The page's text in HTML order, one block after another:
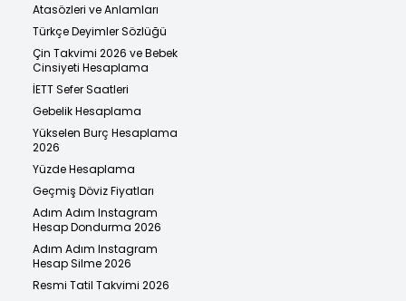
Atasözleri ve Anlamları
Türkçe Deyimler Sözlüğü
Çin Takvimi 2026 ve Bebek
Cinsiyeti Hesaplama
İETT Sefer Saatleri
Gebelik Hesaplama
Yükselen Burç Hesaplama
2026
Yüzde Hesaplama
Geçmiş Döviz Fiyatları
Adım Adım Instagram
Hesap Dondurma 2026
Adım Adım Instagram
Hesap Silme 2026
Resmi Tatil Takvimi 2026